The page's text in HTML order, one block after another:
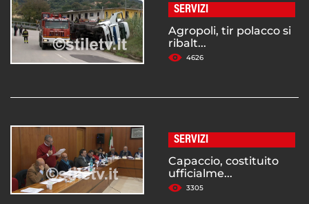
SERVIZI
Agropoli, tir polacco si
ribalt...
4626
SERVIZI
Capaccio, costituito
ufficialme...
3305